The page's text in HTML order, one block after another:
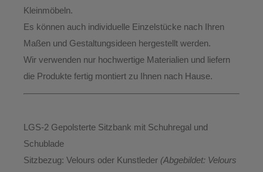
Kleinmöbeln.
Es können auch individuelle Einzelstücke nach Ihren
Maßen und Gestaltungsideen hergestellt werden.
Wir verwenden nur hochwertige Materialien und liefern
die Produkte fertig montiert zu Ihnen nach Hause.
LGS-2 Gepolsterte Sitzbank mit Schuhregal und
Schublade
Sitzbezug: Velours oder Kunstleder (Abgebildet: Velours